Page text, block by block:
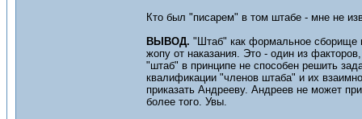
Кто был "писарем" в том штабе - мне не
ВЫВОД. "Штаб" как формальное сборище
жопу от наказания. Это - один из
"штаб" в принципе не способен решить
квалификации "членов штаба" и их
приказать Андрееву. Андреев не может
более того. Увы.